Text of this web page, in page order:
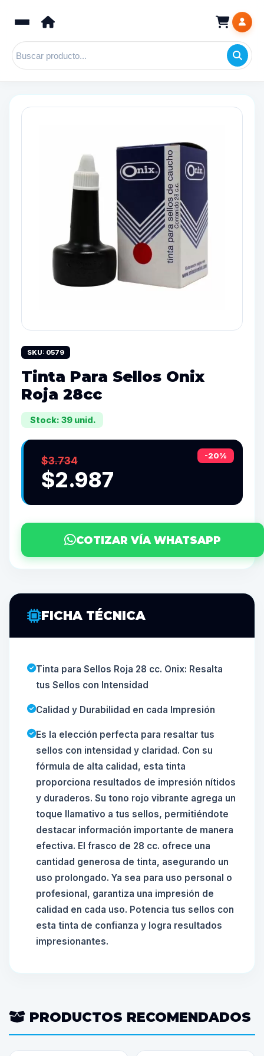
SKU: 0579
Tinta Para Sellos Onix
Roja 28cc
Stock: 39 unid.
-20%
$3.734
$2.987
COTIZAR VÍA WHATSAPP
FICHA TÉCNICA
Tinta para Sellos Roja 28 cc. Onix: Resalta
tus Sellos con Intensidad
Calidad y Durabilidad en cada Impresión
Es la elección perfecta para resaltar tus
sellos con intensidad y claridad. Con su
fórmula de alta calidad, esta tinta
proporciona resultados de impresión nítidos
y duraderos. Su tono rojo vibrante agrega un
toque llamativo a tus sellos, permitiéndote
destacar información importante de manera
efectiva. El frasco de 28 cc. ofrece una
cantidad generosa de tinta, asegurando un
uso prolongado. Ya sea para uso personal o
profesional, garantiza una impresión de
calidad en cada uso. Potencia tus sellos con
esta tinta de confianza y logra resultados
impresionantes.
PRODUCTOS RECOMENDADOS